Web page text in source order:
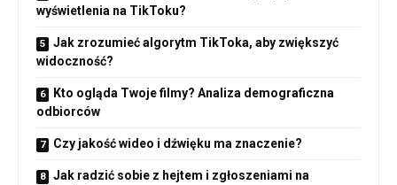
wyświetlenia na TikToku?
Jak zrozumieć algorytm TikToka, aby zwiększyć
widoczność?
Kto ogląda Twoje filmy? Analiza demograficzna
odbiorców
Czy jakość wideo i dźwięku ma znaczenie?
Jak radzić sobie z hejtem i zgłoszeniami na